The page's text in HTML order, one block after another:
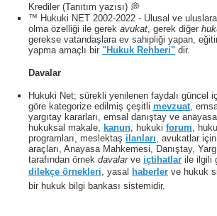
Krediler (Tanıtım yazısı) 💭
™ Hukuki NET 2002-2022 - Ulusal ve
olma özelliği ile gerek avukat , gerek diğer
gerekse vatandaşlara ev sahipliği yapan,
yapma amaçlı bir "Hukuk Rehberi" dir.
Davalar
Hukuki Net; sürekli yenilenen faydalı güncel
göre kategorize edilmiş çeşitli mevzuat,
yargıtay kararları, emsal danıştay ve
hukuksal makale, kanun, hukuki forum,
programları, meslektaş ilanları, avukatlar
araçları, Anayasa Mahkemesi, Danıştay,
tarafından örnek davalarve içtihatlar ile ilgili
dilekçe örnekleri, yasal haberler ve hukuk
bir hukuk bilgi bankası sistemidir.